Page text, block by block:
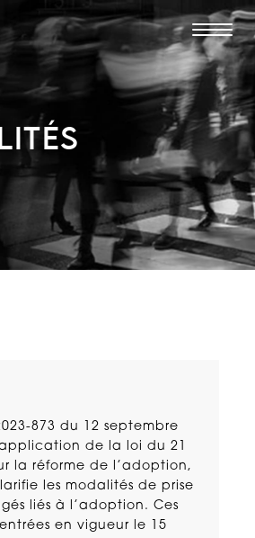
873 du 12 septembre
de la loi du 21
la réforme de l’adoption,
les modalités de prise
liés à l’adoption. Ces
en vigueur le 15